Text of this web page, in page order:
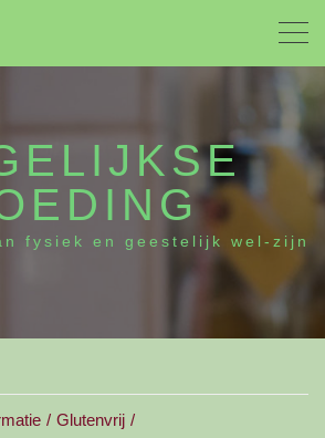
fysiek en geestelijk wel-zijn
Glutenvrij